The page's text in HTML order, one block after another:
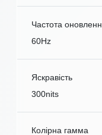
Частота
60Hz
Яскравість
300nits
Колірна гамма